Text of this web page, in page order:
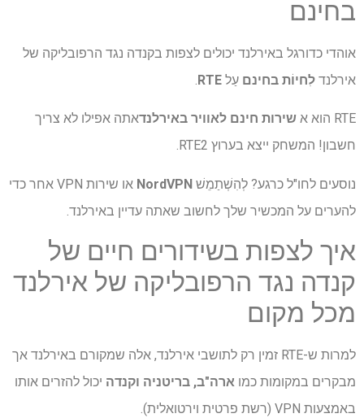
בחינם
אוהדי כדורגל באירלנד יכולים לצפות בקנדה נגד הרפובליקה של
אירלנד לִחיוֹת בחינם עַל RTE
.
RTE הוא א שירות חינם לאוויר באירלנדאתה אפילו לא צריך
חשבון! המשחק ייצא בערוץ RTE2.
נוסעים לחו"ל כרגע? לְהִשְׁתַמֵשׁ NordVPN
או שירות VPN אחר כדי
להערים על המכשיר שלך לחשוב שאתה עדיין באירלנד.
איך לצפות בשידורים חיים של
קנדה נגד הרפובליקה של אירלנד
מכל מקום
למרות ש-RTE זמין רק לתושבי אירלנד, אלה שמקורם באירלנד אך
מבקרים במקומות כמו ארה"ב, בריטניה וקנדה יכול להזרים אותו
באמצעות VPN (רשת פרטית וירטואלית).